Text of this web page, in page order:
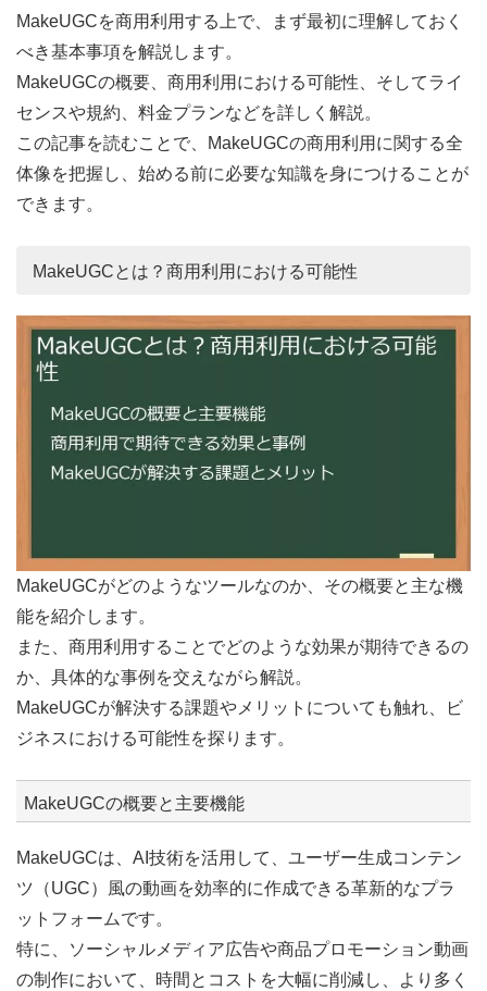
MakeUGCを商用利用する上で、まず最初に理解しておく
べき基本事項を解説します。
MakeUGCの概要、商用利用における可能性、そしてライ
センスや規約、料金プランなどを詳しく解説。
この記事を読むことで、MakeUGCの商用利用に関する全
体像を把握し、始める前に必要な知識を身につけることが
できます。
MakeUGCとは？商用利用における可能性
MakeUGCがどのようなツールなのか、その概要と主な機
能を紹介します。
また、商用利用することでどのような効果が期待できるの
か、具体的な事例を交えながら解説。
MakeUGCが解決する課題やメリットについても触れ、ビ
ジネスにおける可能性を探ります。
MakeUGCの概要と主要機能
MakeUGCは、AI技術を活用して、ユーザー生成コンテン
ツ（UGC）風の動画を効率的に作成できる革新的なプラ
ットフォームです。
特に、ソーシャルメディア広告や商品プロモーション動画
の制作において、時間とコストを大幅に削減し、より多く